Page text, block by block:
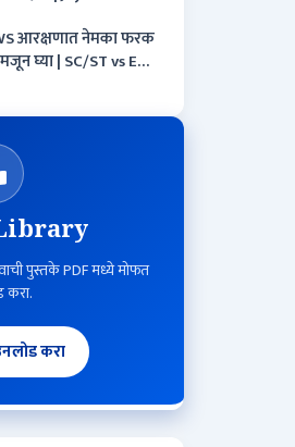
आरक्षणात नेमका फरक
घ्या | SC/ST vs EWS
पुस्तके PDF मध्ये मोफत
करा.
करा